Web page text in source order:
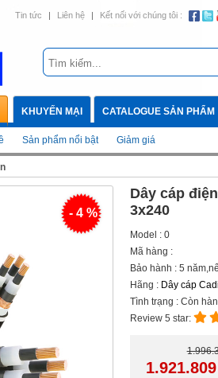
Tin tức | Liên hệ | Kết nối với chúng tôi :
KHUYẾN MẠI CATALOGUE SẢN PHẨM
Sản phẩm nổi bật Giảm giá
- 4 %
Dây cáp
3x240
Model : 0
Mã hàng :
Bảo hành : 5
Hãng : Dây cáp
Tình trạng : Còn
Review 5 star:
1.921.809